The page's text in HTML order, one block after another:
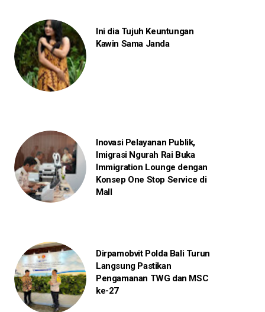
Ini dia Tujuh Keuntungan
Kawin Sama Janda
Inovasi Pelayanan Publik,
Imigrasi Ngurah Rai Buka
Immigration Lounge dengan
Konsep One Stop Service di
Mall
Dirpamobvit Polda Bali Turun
Langsung Pastikan
Pengamanan TWG dan MSC
ke-27